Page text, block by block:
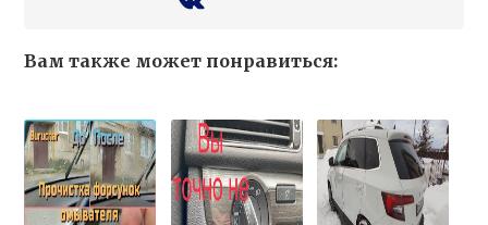
Вам также может понравиться: